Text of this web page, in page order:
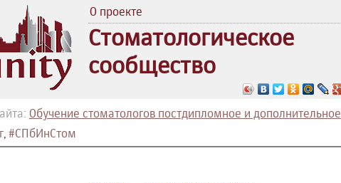
О проекте
Стоматологическое
сообщество
Обучение стоматологов постдипломное и дополнительное
, #СПбИнСтом